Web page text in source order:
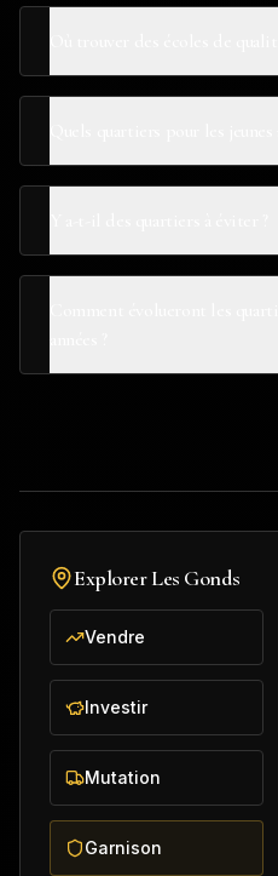
ExplorerLes Gonds
Vendre
Investir
Mutation
Garnison